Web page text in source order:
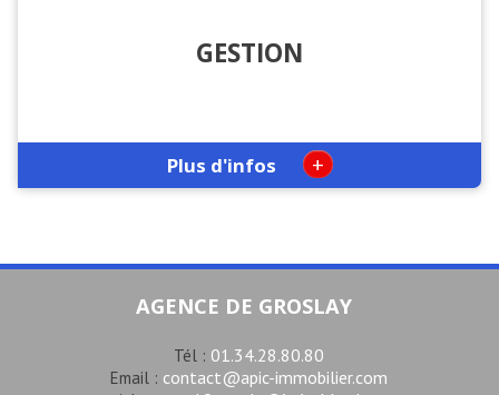
GESTION
Plus d'infos +
AGENCE DE GROSLAY
Tél : 01.34.28.80.80
Email : contact@apic-immobilier.com